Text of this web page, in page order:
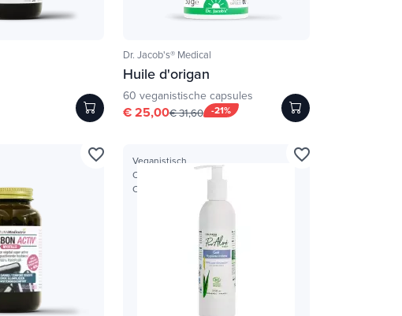
Dr. Jacob's® Medical
Huile d'origan
60 veganistische capsules
-21%
€ 25,00€ 31,60
favorite_border
Veganistisch
Organische cosmetica
Cosmos Organic
favorite_border